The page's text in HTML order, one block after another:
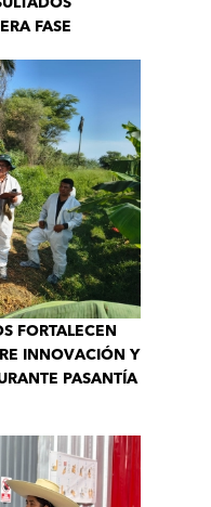
FASE
FORTALECEN
INNOVACIÓN Y
PASANTÍA